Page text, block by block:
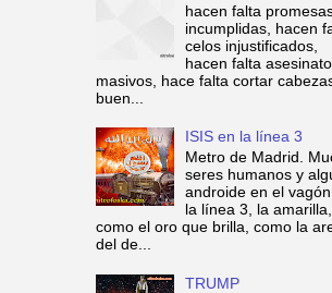
hacen falta
incumplidas, hacen
celos injustificados,
hacen falta
masivos, hace falta cortar
buen...
ISIS en la línea 3
Metro de Madrid.
seres humanos y
androide en el
la línea 3, la amarilla,
como el oro que brilla, como la
del de...
TRUMP